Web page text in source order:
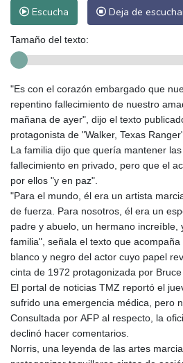
Escucha Deja de
Tamaño del texto:
"Es con el corazón embargado que
repentino fallecimiento de nuestro
mañana de ayer", dijo el texto
protagonista de "Walker, Texas
La familia dijo que quería mantener
fallecimiento en privado, pero que el
por ellos "y en paz".
"Para el mundo, él era un artista
de fuerza. Para nosotros, él era un
padre y abuelo, un hermano increíble,
familia", señala el texto que
blanco y negro del actor cuyo papel
cinta de 1972 protagonizada por Bruce
El portal de noticias TMZ reportó el
sufrido una emergencia médica, pero
Consultada por AFP al respecto, la
declinó hacer comentarios.
Norris, una leyenda de las artes